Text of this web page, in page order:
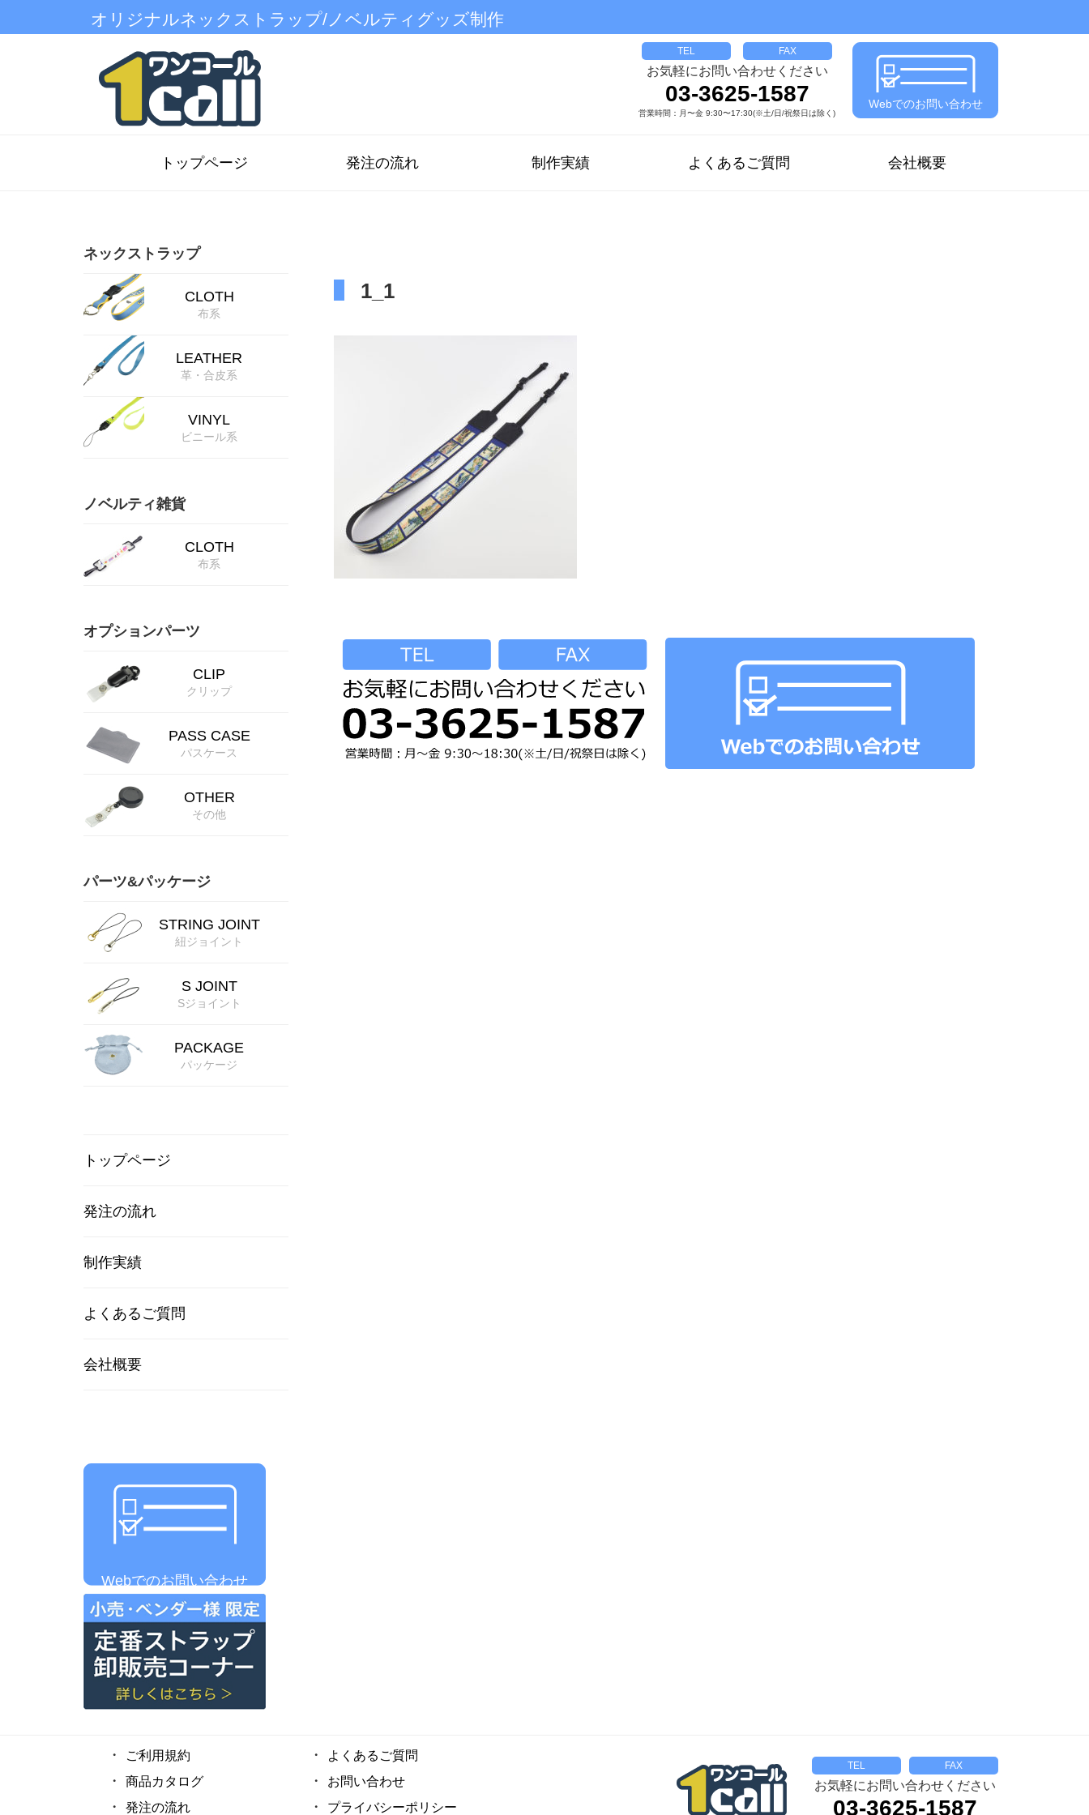
オリジナルネックストラップ/ノベルティグッズ制作
TEL FAX
お気軽にお問い合わせください
03-3625-1587
営業時間：月〜金 9:30〜17:30(※土/日/祝祭日は除く)
Webでのお問い合わせ
トップページ 発注の流れ 制作実績 よくあるご質問 会社概要
1_1
ネックストラップ
CLOTH
布系
LEATHER
革・合皮系
VINYL
ビニール系
ノベルティ雑貨
CLOTH
布系
オプションパーツ
CLIP
クリップ
PASS CASE
パスケース
OTHER
その他
パーツ&パッケージ
STRING JOINT
紐ジョイント
S JOINT
Sジョイント
PACKAGE
パッケージ
トップページ
発注の流れ
制作実績
よくあるご質問
会社概要
Webでのお問い合わせ
ご利用規約
商品カタログ
発注の流れ
よくあるご質問
お問い合わせ
プライバシーポリシー
TEL FAX
お気軽にお問い合わせください
03-3625-1587